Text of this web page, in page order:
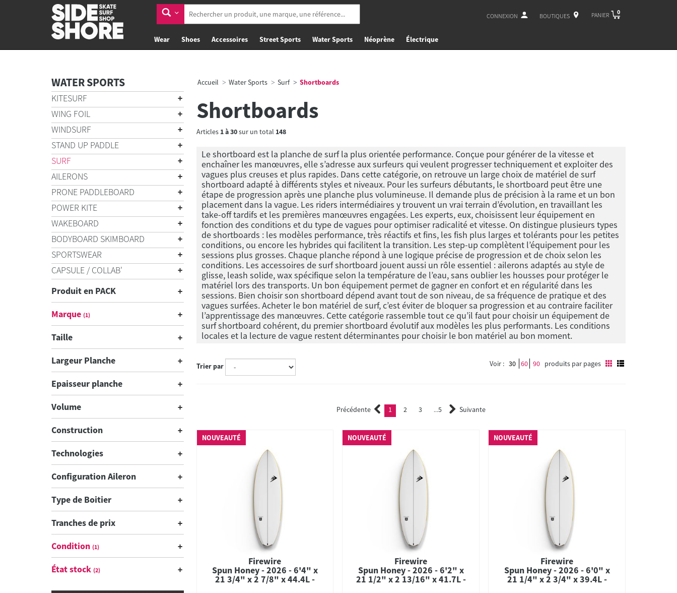
CONNEXION BOUTIQUES PANIER 0
Wear Shoes Accessoires Street Sports Water Sports Néoprène Électrique
WATER SPORTS
KITESURF
WING FOIL
WINDSURF
STAND UP PADDLE
SURF
AILERONS
PRONE PADDLEBOARD
POWER KITE
WAKEBOARD
BODYBOARD SKIMBOARD
SPORTSWEAR
CAPSULE / COLLAB'
Produit en PACK
Marque (1)
Taille
Largeur Planche
Epaisseur planche
Volume
Construction
Technologies
Configuration Aileron
Type de Boitier
Tranches de prix
Condition (1)
État stock (2)
Accueil Water Sports Surf Shortboards
Shortboards
Articles 1à30sur un total 148
Le shortboard est la planche de surf la plus orientée performance. Conçue pour générer de la vitesse et
enchaîner les manœuvres, elle s’adresse aux surfeurs qui veulent progresser techniquement et exploiter des
vagues plus creuses et plus rapides. Dans cette catégorie, on retrouve un large choix de matériel de surf
shortboard adapté à différents styles et niveaux. Pour les surfeurs débutants, le shortboard peut être une
étape de progression après une planche plus volumineuse. Il demande plus de précision à la rame et un bon
placement dans la vague. Les riders intermédiaires y trouvent un vrai terrain d’évolution, en travaillant les
take-off tardifs et les premières manœuvres engagées. Les experts, eux, choisissent leur équipement en
fonction des conditions et du type de vagues pour optimiser radicalité et vitesse. On distingue plusieurs types
de shortboards : les modèles performance, très réactifs et fins, les fish plus larges et tolérants pour les petites
conditions, ou encore les hybrides qui facilitent la transition. Les step-up complètent l’équipement pour les
sessions plus grosses. Chaque planche répond à une logique précise de progression et de choix selon les
conditions. Les accessoires de surf shortboard jouent aussi un rôle essentiel : ailerons adaptés au style de
glisse, leash solide, wax spécifique selon la température de l’eau, sans oublier les housses pour protéger le
matériel lors des transports. Un bon équipement permet de gagner en confort et en régularité dans les
sessions. Bien choisir son shortboard dépend avant tout de son niveau, de sa fréquence de pratique et des
vagues surfées. Acheter le bon matériel de surf, c’est éviter de bloquer sa progression et au contraire faciliter
l’apprentissage des manœuvres. Cette catégorie rassemble tout ce qu’il faut pour choisir un équipement de
surf shortboard cohérent, du premier shortboard évolutif aux modèles les plus performants. Les conditions
locales et la lecture de vague restent déterminantes pour choisir le bon matériel au bon moment.
Trier par Voir : 30 60 90 produits par pages
Précédente 1 (current)
2 3 ...5 Suivante
NOUVEAUTÉ
Firewire
Spun Honey - 2026 - 6'4" x
21 3/4" x 2 7/8" x 44.4L -
NOUVEAUTÉ
Firewire
Spun Honey - 2026 - 6'2" x
21 1/2" x 2 13/16" x 41.7L -
NOUVEAUTÉ
Firewire
Spun Honey - 2026 - 6'0" x
21 1/4" x 2 3/4" x 39.4L -